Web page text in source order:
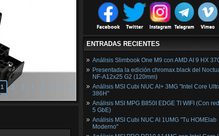
1 2 3 4 5 6 7 8
ENTRADAS RECIENTES
Análisis Slimbook One M9 con AMD AI 9 HX
Presentada la edición chromax.black del
NF‑A12x25 G2 (120mm)
Análisis MSI Cubi NUC AI+ 3MG "Intel Core
386H"
Análisis MSI MPG B850I EDGE TI WIFI (Con
5 GbE)
Análisis MSI Cubi NUC AI 1UMG "Tu HOMElab
Moderno"